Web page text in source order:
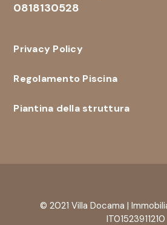
0818130528
Privacy Policy
Regolamento Piscina
Piantina della struttura
© 2021 Villa Docama |
IT01523911210